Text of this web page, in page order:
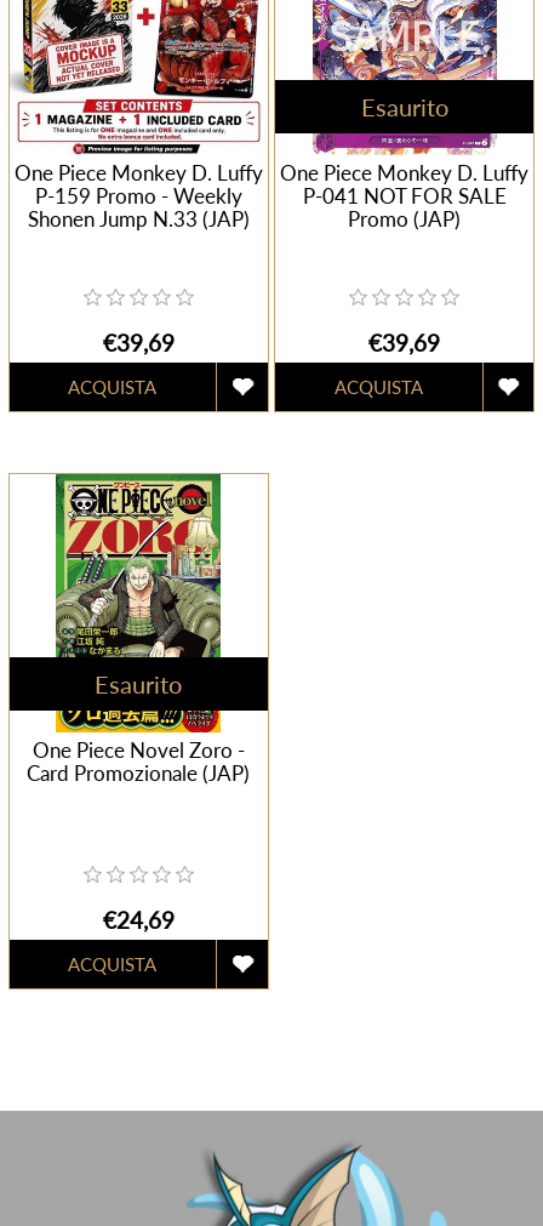
One Piece Monkey D. Luffy
P-159 Promo - Weekly
Shonen Jump N.33 (JAP)
€39,69
Esaurito
One Piece Monkey D. Luffy
P-041 NOT FOR SALE
Promo (JAP)
€39,69
Esaurito
One Piece Novel Zoro -
Card Promozionale (JAP)
€24,69